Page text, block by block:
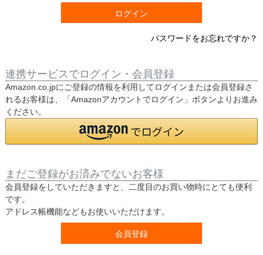
ログイン
パスワードをお忘れですか？
連携サービスでログイン・会員登録
Amazon.co.jpにご登録の情報を利用してログインまたは会員登録さ
れるお客様は、「Amazonアカウントでログイン」ボタンよりお進み
ください。
まだご登録がお済みでないお客様
会員登録をしていただきますと、二度目のお買い物時にとても便利
です。
アドレス帳機能などもお使いいただけます。
会員登録